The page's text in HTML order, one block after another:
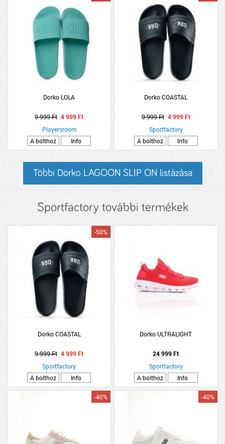
Dorko LOLA
9 999 Ft 4 999 Ft
Playersroom
A bolthoz
Info
Dorko COASTAL
9 999 Ft 4 999 Ft
Sportfactory
A bolthoz
Info
Többi Dorko LAGOON SLIP ON listázása
Sportfactory további termékek
Dorko COASTAL
-50%
9 999 Ft 4 999 Ft
Sportfactory
A bolthoz
Info
Dorko ULTRALIGHT
24 999 Ft
Sportfactory
A bolthoz
Info
-40% -40%